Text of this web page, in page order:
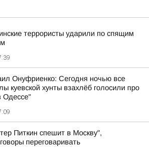
террористы ударили по спящим
Онуфриенко: Сегодня ночью все
куевской хунты взахлёб голосили про
Одессе"
Питкин спешит в Москву",
переговаривать